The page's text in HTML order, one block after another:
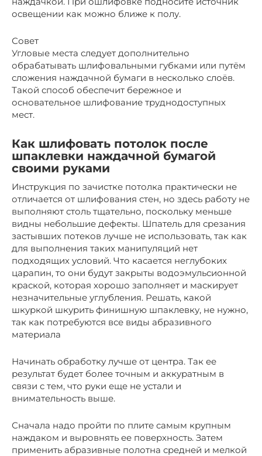
освещении как можно ближе к полу.
Совет
Угловые места следует дополнительно
обрабатывать шлифовальными губками или путём
сложения наждачной бумаги в несколько слоёв.
Такой способ обеспечит бережное и
основательное шлифование труднодоступных
мест.
Как шлифовать потолок после
шпаклевки наждачной бумагой
своими руками
Инструкция по зачистке потолка практически не
отличается от шлифования стен, но здесь работу не
выполняют столь тщательно, поскольку меньше
видны небольшие дефекты. Шпатель для срезания
застывших потеков лучше не использовать, так как
для выполнения таких манипуляций нет
подходящих условий. Что касается неглубоких
царапин, то они будут закрыты водоэмульсионной
краской, которая хорошо заполняет и маскирует
незначительные углубления. Решать, какой
шкуркой шкурить финишную шпаклевку, не нужно,
так как потребуются все виды абразивного
материала
Начинать обработку лучше от центра. Так ее
результат будет более точным и аккуратным в
связи с тем, что руки еще не устали и
внимательность выше.
Сначала надо пройти по плите самым крупным
наждаком и выровнять ее поверхность. Затем
применить абразивные полотна средней и мелкой